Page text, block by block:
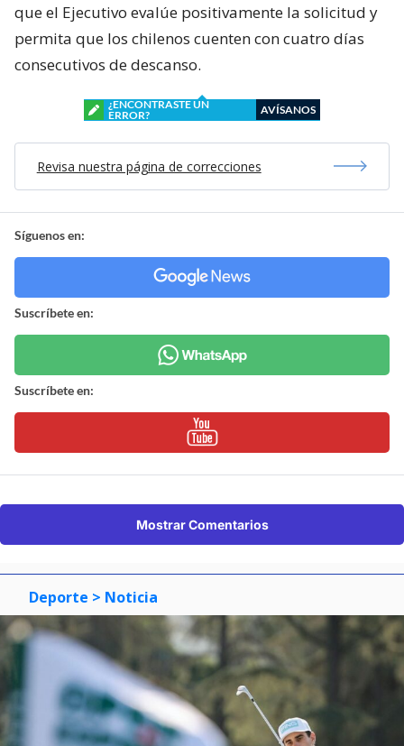
que el Ejecutivo evalúe positivamente la solicitud y
permita que los chilenos cuenten con cuatro días
consecutivos de descanso.
¿ENCONTRASTE UN
ERROR?
AVÍSANOS
Revisa nuestra página de correcciones
Síguenos en:
Suscríbete en:
Suscríbete en:
Mostrar Comentarios
Deporte > Noticia